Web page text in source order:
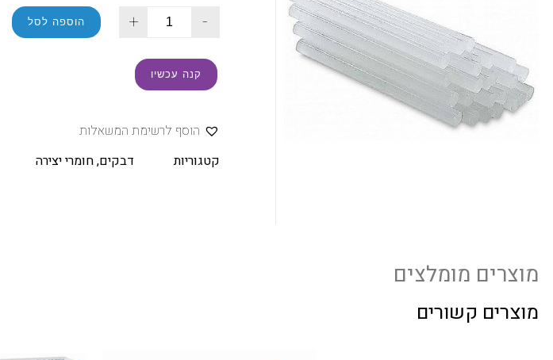
-
+ הוספה לסל
קנה עכשיו
הוסף לרשימת המשאלות
קטגוריות
דבקים,חומרי יצירה
מוצרים מומלצים
מוצרים קשורים